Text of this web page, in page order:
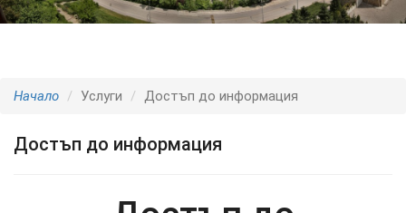
Начало Услуги Достъп до информация
Достъп до информация